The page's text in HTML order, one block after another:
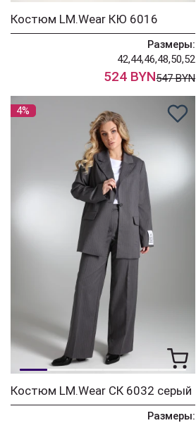
Костюм LM.Wear КЮ 6016
Размеры:
42,44,46,48,50,52
524 BYN547 BYN
4%
Костюм LM.Wear СК 6032 серый
Размеры: